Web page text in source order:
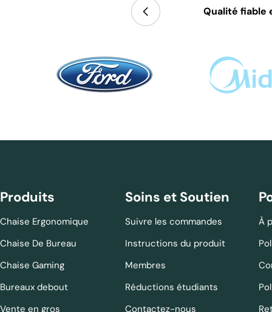
Qualité fiable
Produits
Chaise Ergonomique
Chaise De Bureau
Chaise Gaming
Bureaux debout
Vente en gros
Soins et Soutien
Suivre les commandes
Instructions du produit
Membres
Réductions étudiants
Contactez-nous
À